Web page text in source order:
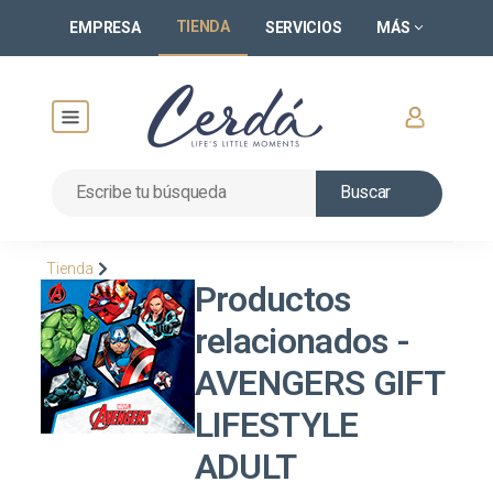
EMPRESA TIENDA SERVICIOS MÁS
Buscar
Tienda
Productos
relacionados -
AVENGERS GIFT
LIFESTYLE
ADULT